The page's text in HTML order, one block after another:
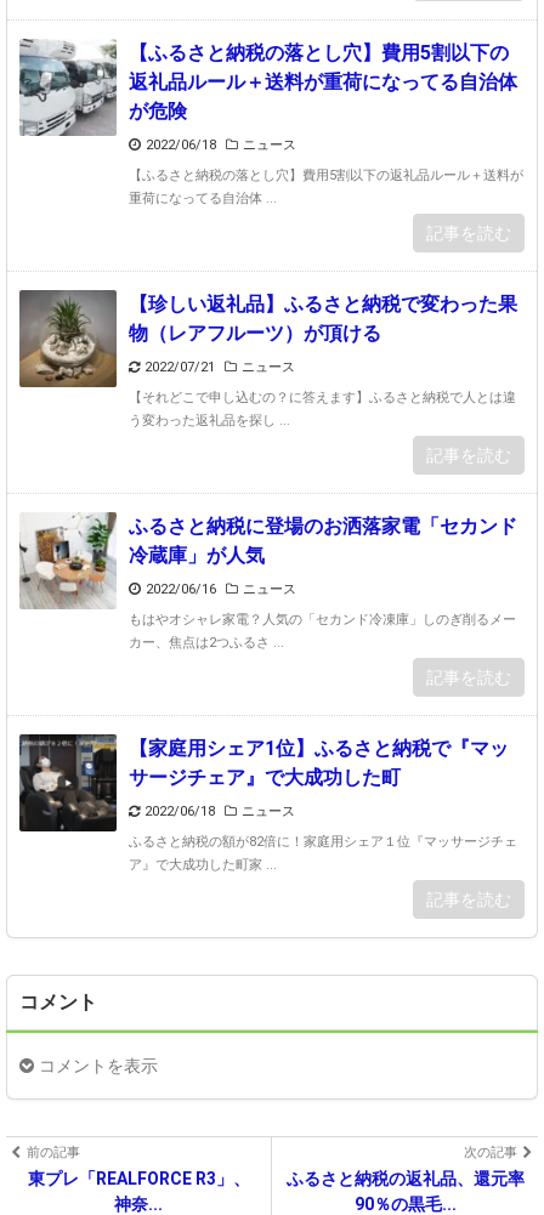
【ふるさと納税の落とし穴】費用5割以下の
返礼品ルール＋送料が重荷になってる自治体
が危険
2022/06/18
ニュース
【ふるさと納税の落とし穴】費用5割以下の返礼品ルール＋送料が
重荷になってる自治体 ...
記事を読む
【珍しい返礼品】ふるさと納税で変わった果
物（レアフルーツ）が頂ける
2022/07/21
ニュース
【それどこで申し込むの？に答えます】ふるさと納税で人とは違
う変わった返礼品を探し ...
記事を読む
ふるさと納税に登場のお洒落家電「セカンド
冷蔵庫」が人気
2022/06/16
ニュース
もはやオシャレ家電？人気の「セカンド冷凍庫」しのぎ削るメー
カー、焦点は2つふるさ ...
記事を読む
【家庭用シェア1位】ふるさと納税で『マッ
サージチェア』で大成功した町
2022/06/18
ニュース
ふるさと納税の額が82倍に！家庭用シェア１位『マッサージチェ
ア』で大成功した町家 ...
記事を読む
コメント
コメントを表示
前の記事
東プレ「REALFORCE R3」、
神奈...
次の記事
ふるさと納税の返礼品、還元率
90％の黒毛...